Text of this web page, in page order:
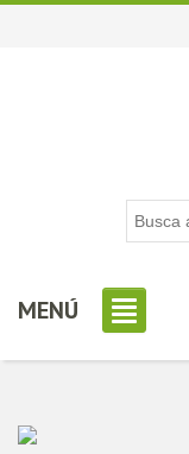
MENÚ